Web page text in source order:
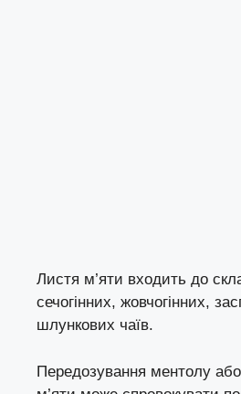
Листя м’яти входить до
сечогінних, жовчогінних,
шлункових чаїв.
Передозування ментолу